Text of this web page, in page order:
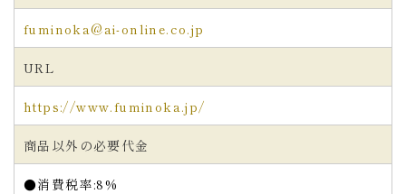
フト5選
fuminoka@ai-online.co.jp
URL
https://www.fuminoka.jp/
商品以外の必要代金
●消費税率:8%